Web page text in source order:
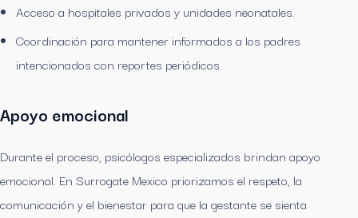
Acceso a hospitales privados y unidades neonatales.
Coordinación para mantener informados a los padres
intencionados con reportes periódicos.
Apoyo emocional
Durante el proceso, psicólogos especializados brindan apoyo
emocional. En Surrogate Mexico priorizamos el respeto, la
comunicación y el bienestar para que la gestante se sienta